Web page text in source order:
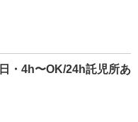
・4h〜OK/24h託児所あ